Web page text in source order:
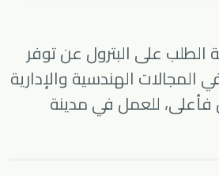
الطلب على البترول عن توفر
المجالات الهندسية والإدارية
فأعلى، للعمل في مدينة